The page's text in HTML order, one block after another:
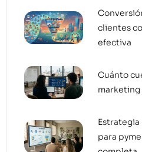
clientes
efectiva
Cuánto
para